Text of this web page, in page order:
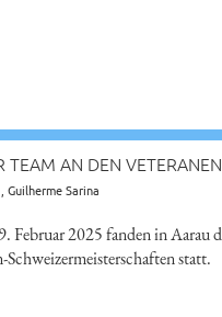
TEAM AN DEN
Guilherme Sarina
Februar 2025 fanden in Aarau
Schweizermeisterschaften statt.